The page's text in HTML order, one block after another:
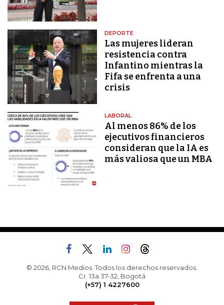
DEPORTE
Las mujeres lideran
resistencia contra
Infantino mientras la
Fifa se enfrenta a una
crisis
LABORAL
Al menos 86% de los
ejecutivos financieros
consideran que la IA es
más valiosa que un MBA
© 2026, RCN Medios. Todos los derechos reservados.
Cr. 13a 37-32, Bogotá
(+57) 1 4227600